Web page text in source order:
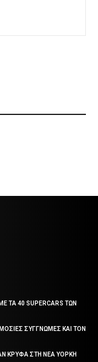
40 SUPERCARS ΤΩΝ
ΣΥΓΓΝΩΜΕΣ ΚΑΙ ΤΟΝ
ΚΡΥΦΑ ΣΤΗ ΝΕΑ ΥΟΡΚΗ